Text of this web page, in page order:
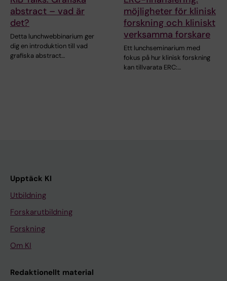
abstract – vad är
det?
Detta lunchwebbinarium ger
dig en introduktion till vad
grafiska abstract…
möjligheter för klinisk
forskning och kliniskt
verksamma forskare
Ett lunchseminarium med
fokus på hur klinisk forskning
kan tillvarata ERC:…
Upptäck KI
Utbildning
Forskarutbildning
Forskning
Om KI
Redaktionellt material